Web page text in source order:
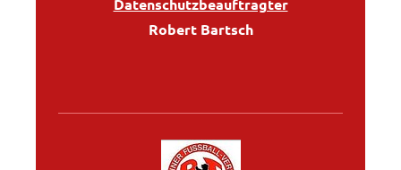
Datenschutzbeauftragter
Robert Bartsch